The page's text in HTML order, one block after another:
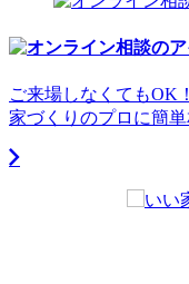
ご来場しなくてもOK！
家づくりのプロに簡単